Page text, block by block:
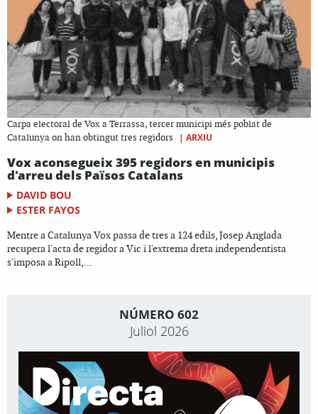
Carpa electoral de Vox a Terrassa, tercer municipi més poblat de
Catalunya on han obtingut tres regidors
| ARXIU
Vox aconsegueix 395 regidors en municipis
d'arreu dels Països Catalans
DAVID BOU
ESTER FAYOS
Mentre a Catalunya Vox passa de tres a 124 edils, Josep Anglada
recupera l'acta de regidor a Vic i l'extrema dreta independentista
s'imposa a Ripoll,...
NÚMERO 602
Juliol 2026